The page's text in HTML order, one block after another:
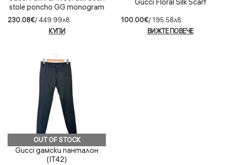
stole poncho GG monogram
124x130
230.08€/ 449.99лв.
КУПИ
Gucci Floral Silk Scarf
100.00€/ 195.58лв.
ВИЖТЕ ПОВЕЧЕ
OUT OF STOCK
Gucci дамски панталон
(IT42)